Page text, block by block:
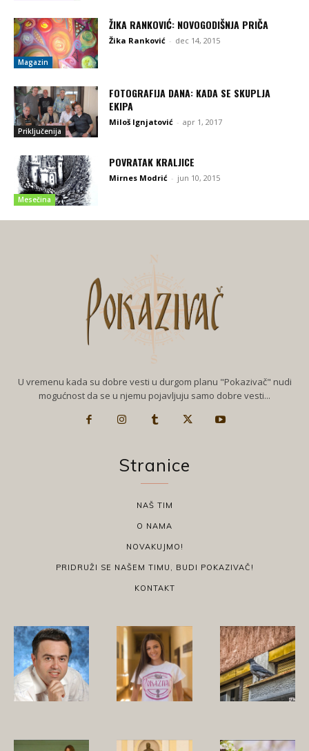
Magazin
ŽIKA RANKOVIĆ: NOVOGODIŠNJA PRIČA
Žika Ranković - dec 14, 2015
Priključenija
FOTOGRAFIJA DANA: KADA SE SKUPLJA
EKIPA
Miloš Ignjatović - apr 1, 2017
Mesečina
POVRATAK KRALJICE
Mirnes Modrić - jun 10, 2015
U vremenu kada su dobre vesti u durgom planu "Pokazivač" nudi
mogućnost da se u njemu pojavljuju samo dobre vesti...
Stranice
NAŠ TIM
O NAMA
NOVAKUJMO!
PRIDRUŽI SE NAŠEM TIMU, BUDI POKAZIVAČ!
KONTAKT